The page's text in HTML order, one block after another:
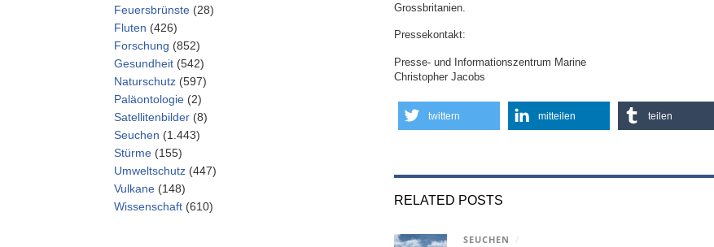
Grossbritanien.
Pressekontakt:
Presse- und Informationszentrum Marine
Christopher Jacobs
twittern mitteilen teilen
RELATED POSTS
SEUCHEN /
Feuersbrünste (28)
Fluten (426)
Forschung (852)
Gesundheit (542)
Naturschutz (597)
Paläontologie (2)
Satellitenbilder (8)
Seuchen (1.443)
Stürme (155)
Umweltschutz (447)
Vulkane (148)
Wissenschaft (610)